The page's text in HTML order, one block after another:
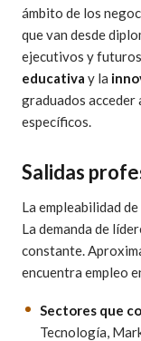
ámbito de los
que van desde
ejecutivos y
educativa y la
graduados
específicos.
Salidas
La empleabilidad
La demanda de
constante.
encuentra empleo
Sectores que
Tecnología,